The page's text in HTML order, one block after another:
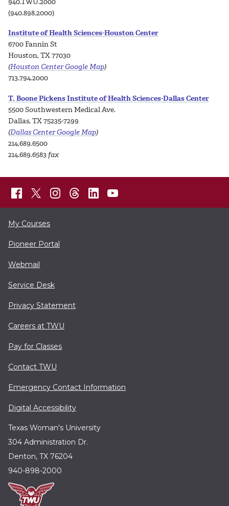
(940.898.2000)
Institute of Health Sciences-Houston Center
6700 Fannin St
Houston, TX 77030
(Houston Center Google Map)
713.794.2000
T. Boone Pickens Institute of Health Sciences-Dallas Center
5500 Southwestern Medical Ave.
Dallas, TX 75235-7299
(Dallas Center Google Map)
214.689.6500
214.689.6583 fax
My Courses
Pioneer Portal
Webmail
Service Desk
Privacy Statement
Careers at TWU
Pay for Classes
Contact TWU
Emergency Contact Information
Digital Accessibility
Texas Woman's University
304 Administration Dr.
Denton, TX 76204
940-898-2000